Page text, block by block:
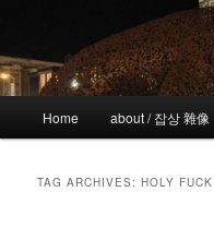
primary
content
secondary
content!wicked
the more I see the less I know
Home about / 잡상 雜像
TAG ARCHIVES:HOLY FUCK